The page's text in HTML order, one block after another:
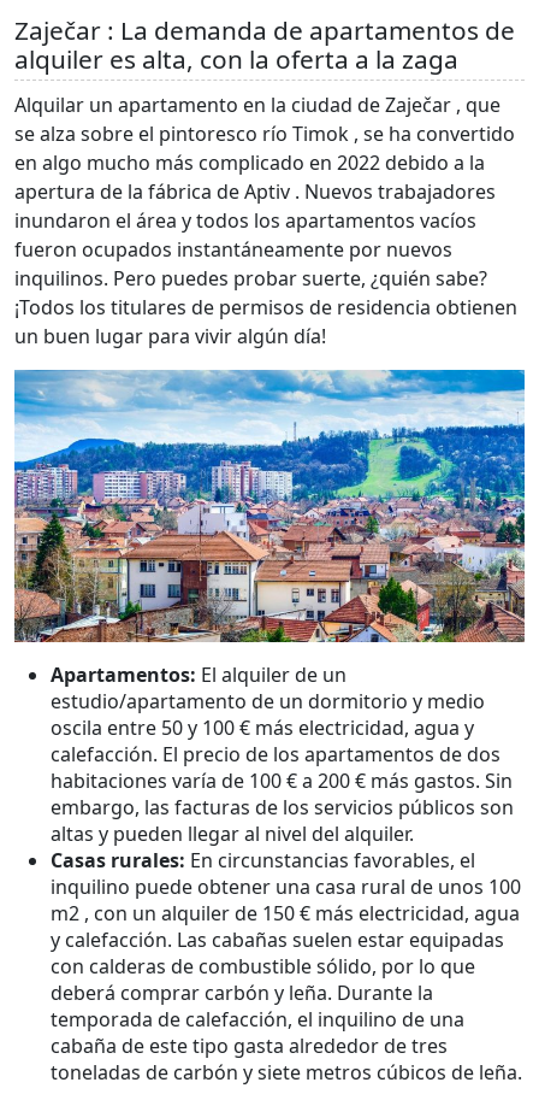
Zaječar : La demanda de apartamentos de
alquiler es alta, con la oferta a la zaga
Alquilar un apartamento en la ciudad de Zaječar , que
se alza sobre el pintoresco río Timok , se ha convertido
en algo mucho más complicado en 2022 debido a la
apertura de la fábrica de Aptiv . Nuevos trabajadores
inundaron el área y todos los apartamentos vacíos
fueron ocupados instantáneamente por nuevos
inquilinos. Pero puedes probar suerte, ¿quién sabe?
¡Todos los titulares de permisos de residencia obtienen
un buen lugar para vivir algún día!
Apartamentos: El alquiler de un
estudio/apartamento de un dormitorio y medio
oscila entre 50 y 100 € más electricidad, agua y
calefacción. El precio de los apartamentos de dos
habitaciones varía de 100 € a 200 € más gastos. Sin
embargo, las facturas de los servicios públicos son
altas y pueden llegar al nivel del alquiler.
Casas rurales: En circunstancias favorables, el
inquilino puede obtener una casa rural de unos 100
m2 , con un alquiler de 150 € más electricidad, agua
y calefacción. Las cabañas suelen estar equipadas
con calderas de combustible sólido, por lo que
deberá comprar carbón y leña. Durante la
temporada de calefacción, el inquilino de una
cabaña de este tipo gasta alrededor de tres
toneladas de carbón y siete metros cúbicos de leña.